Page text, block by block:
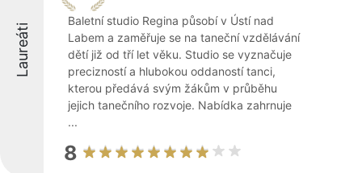
Laureáti
Baletní studio Regina působí v Ústí nad
Labem a zaměřuje se na taneční vzdělávání
dětí již od tří let věku. Studio se vyznačuje
precizností a hlubokou oddaností tanci,
kterou předává svým žákům v průběhu
jejich tanečního rozvoje. Nabídka zahrnuje
...
8